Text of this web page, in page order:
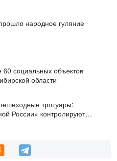
народное гуляние
60 социальных объектов
области
тротуары:
России» контролируют